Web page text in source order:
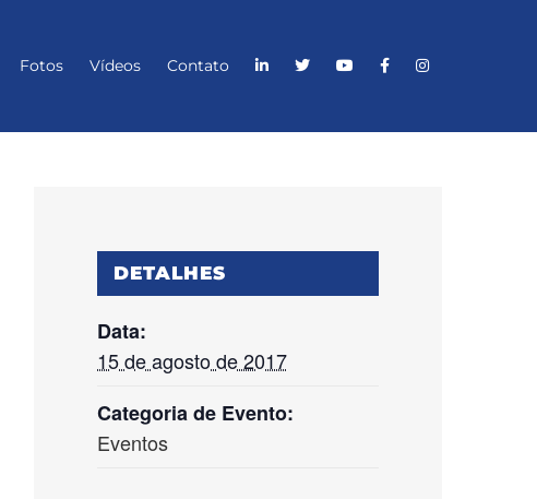
Fotos Vídeos Contato
DETALHES
Data:
15 de agosto de 2017
Categoria de Evento:
Eventos